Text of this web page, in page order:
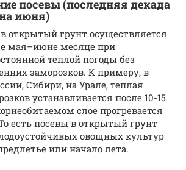
посевы (последняя декада
июня)
открытый грунт осуществляется
мая–июне месяце при
теплой погоды без
заморозков. К примеру, в
Сибири, на Урале, теплая
устанавливается после 10-15
слое прогревается
То есть посевы в открытый грунт
овощных культур
или начало лета.